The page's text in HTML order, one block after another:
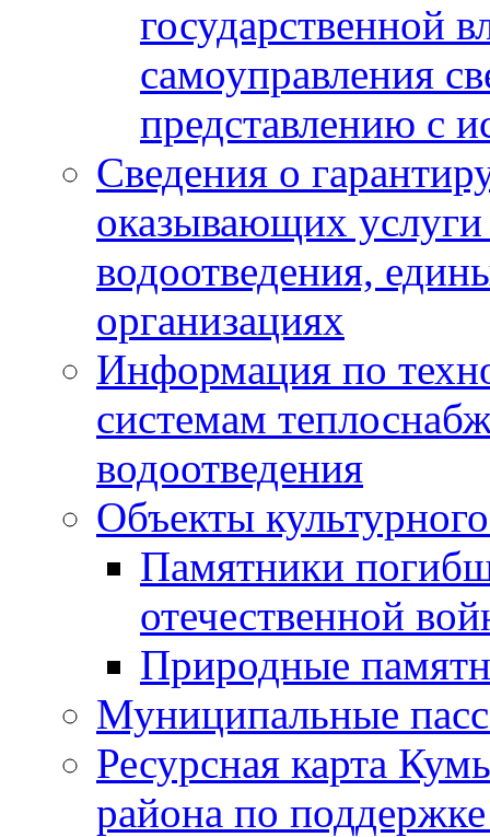
государственной
самоуправления
представлению с
Сведения о
оказывающих
водоотведения,
организациях
Информация по
системам
водоотведения
Объекты
Памятники
отечественной
Природные
Муниципальные
Ресурсная карта
района по